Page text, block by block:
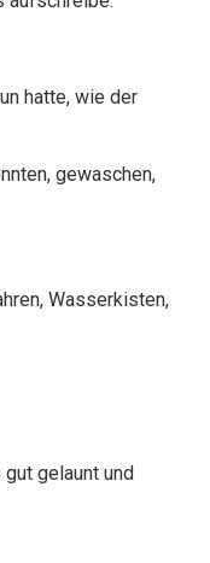
hatte, wie der
gewaschen,
Wasserkisten,
gelaunt und